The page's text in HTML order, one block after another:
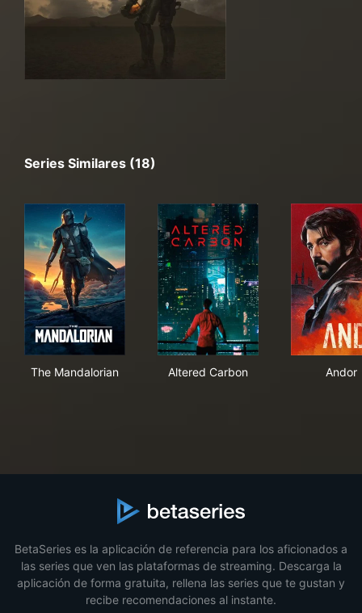
Series Similares (18)
The Mandalorian Altered Carbon Andor
BetaSeries es la aplicación de referencia para los aficionados a
las series que ven las plataformas de streaming. Descarga la
aplicación de forma gratuita, rellena las series que te gustan y
recibe recomendaciones al instante.